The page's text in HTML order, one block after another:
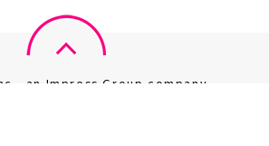
an Impress Group company.